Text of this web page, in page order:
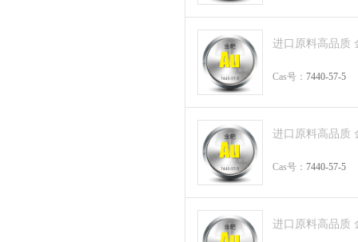
进口原料高品质
Cas号： 7440-57-5
进口原料高品质
Cas号： 7440-57-5
进口原料高品质